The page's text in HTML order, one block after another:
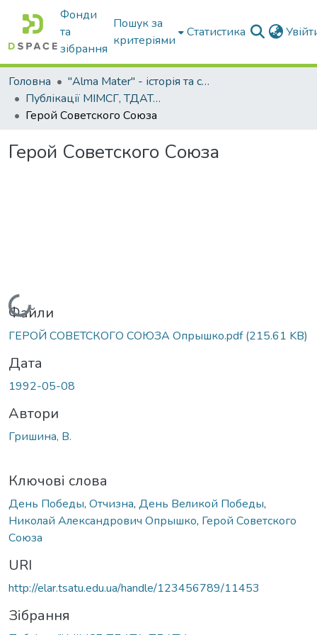
Фонди
та
зібрання
Пошук за
критеріями
Статистика
Головна
"Alma Mater" - історія та сьогодення Університету
Публікації МІМСГ, ТДАТА, ТДАТУ
Герой Советского Союза
Герой Советского Союза
Вантажиться...
Файли
ГЕРОЙ СОВЕТСКОГО СОЮЗА Опрышко.pdf(215.61 KB)
Дата
1992-05-08
Автори
Гришина, В.
Ключові слова
День Победы, Отчизна, День Великой Победы,
Николай Александрович Опрышко, Герой Советского
Союза
URI
http://elar.tsatu.edu.ua/handle/123456789/11453
Зібрання